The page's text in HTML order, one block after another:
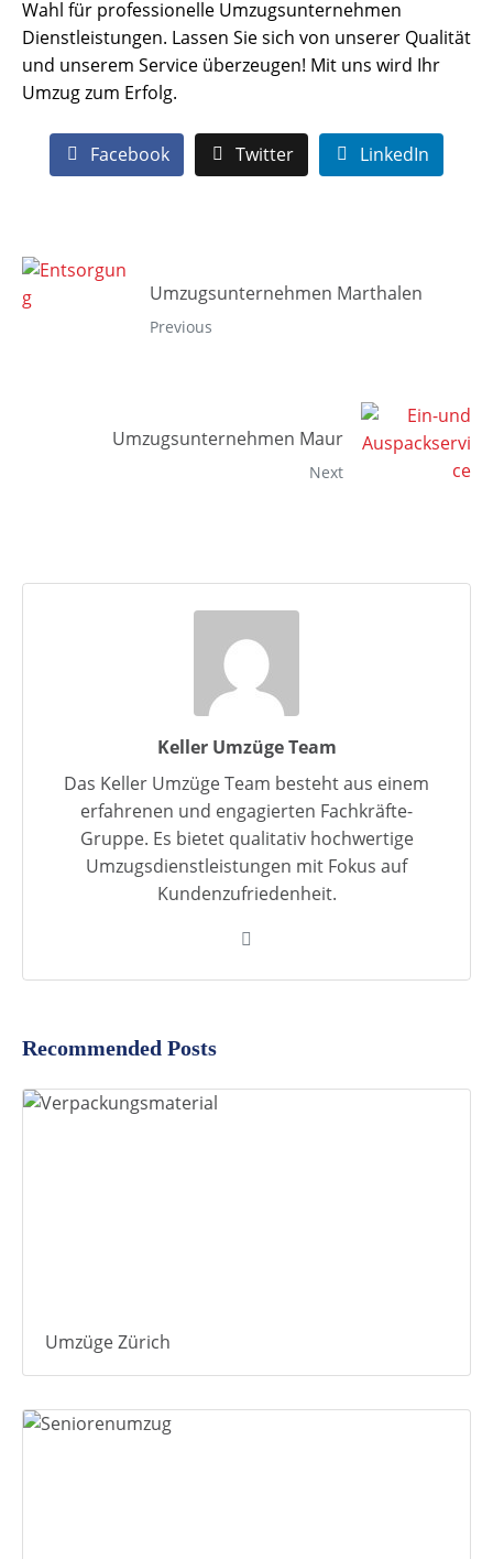
Wahl für professionelle Umzugsunternehmen
Dienstleistungen. Lassen Sie sich von unserer Qualität
und unserem Service überzeugen! Mit uns wird Ihr
Umzug zum Erfolg.
Facebook Twitter LinkedIn
Umzugsunternehmen Marthalen
Previous
Umzugsunternehmen Maur
Next
Keller Umzüge Team
Das Keller Umzüge Team besteht aus einem
erfahrenen und engagierten Fachkräfte-
Gruppe. Es bietet qualitativ hochwertige
Umzugsdienstleistungen mit Fokus auf
Kundenzufriedenheit.
Recommended Posts
Umzüge Zürich